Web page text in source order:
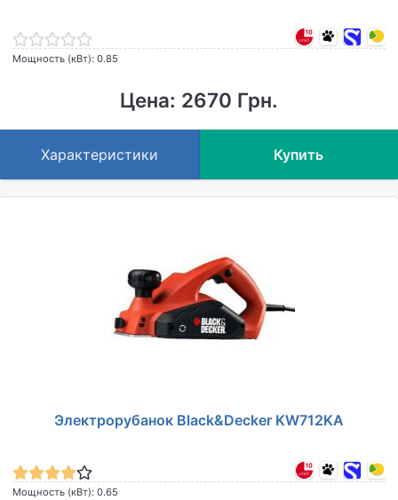
Мощность (кВт): 0.85
Цена: 2670 Грн.
Характеристики Купить
Электрорубанок Black&Decker KW712KA
Мощность (кВт): 0.65